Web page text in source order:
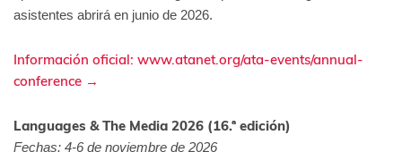
asistentes abrirá en junio de 2026.
Información oficial: www.atanet.org/ata-events/annual-
conference →
Languages & The Media 2026 (16.ª edición)
Fechas: 4-6 de noviembre de 2026